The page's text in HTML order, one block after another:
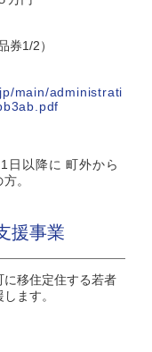
券1/2）
main/administrati
日以降に 町外から
。
援事業
移住定住する若者
ます。